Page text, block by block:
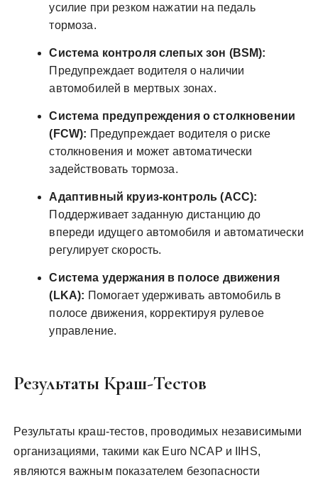
усилие при резком нажатии на педаль
тормоза.
Система контроля слепых зон (BSM):
Предупреждает водителя о наличии
автомобилей в мертвых зонах.
Система предупреждения о столкновении
(FCW): Предупреждает водителя о риске
столкновения и может автоматически
задействовать тормоза.
Адаптивный круиз-контроль (ACC):
Поддерживает заданную дистанцию до
впереди идущего автомобиля и автоматически
регулирует скорость.
Система удержания в полосе движения
(LKA): Помогает удерживать автомобиль в
полосе движения, корректируя рулевое
управление.
Результаты Краш-Тестов
Результаты краш-тестов, проводимых независимыми
организациями, такими как Euro NCAP и IIHS,
являются важным показателем безопасности